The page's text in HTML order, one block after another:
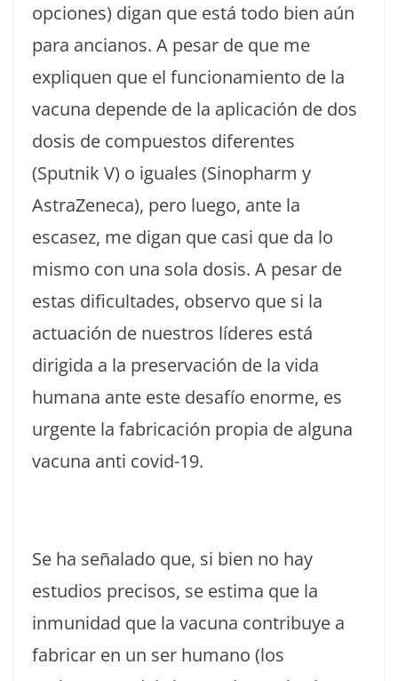
opciones) digan que está todo bien aún
para ancianos. A pesar de que me
expliquen que el funcionamiento de la
vacuna depende de la aplicación de dos
dosis de compuestos diferentes
(Sputnik V) o iguales (Sinopharm y
AstraZeneca), pero luego, ante la
escasez, me digan que casi que da lo
mismo con una sola dosis. A pesar de
estas dificultades, observo que si la
actuación de nuestros líderes está
dirigida a la preservación de la vida
humana ante este desafío enorme, es
urgente la fabricación propia de alguna
vacuna anti covid-19.
Se ha señalado que, si bien no hay
estudios precisos, se estima que la
inmunidad que la vacuna contribuye a
fabricar en un ser humano (los